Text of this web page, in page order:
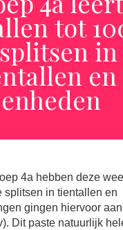
tot
in
en
4a hebben deze
splitsen in tientallen en
gingen hiervoor
Dit paste natuurlijk